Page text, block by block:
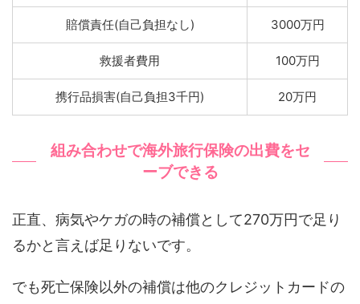
賠償責任(自己負担なし) 3000万円
救援者費用 100万円
携行品損害(自己負担3千円) 20万円
組み合わせで海外旅行保険の出費をセ
ーブできる
正直、病気やケガの時の補償として270万円で足り
るかと言えば足りないです。
でも死亡保険以外の補償は他のクレジットカードの